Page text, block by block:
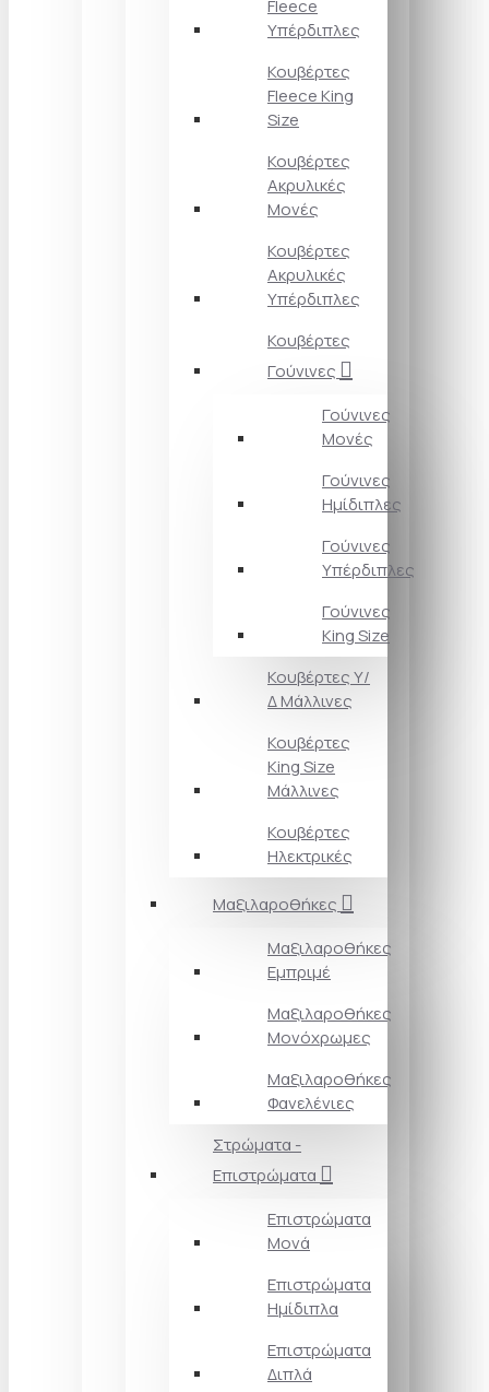
Fleece
Υπέρδιπλες
Κουβέρτες
Fleece King
Size
Κουβέρτες
Ακρυλικές
Μονές
Κουβέρτες
Ακρυλικές
Υπέρδιπλες
Κουβέρτες
Γούνινες
Γούνινες
Μονές
Γούνινες
Ημίδιπλες
Γούνινες
Υπέρδιπλες
Γούνινες
King Size
Κουβέρτες Υ/
Δ Μάλλινες
Κουβέρτες
King Size
Μάλλινες
Κουβέρτες
Ηλεκτρικές
Μαξιλαροθήκες
Μαξιλαροθήκες
Εμπριμέ
Μαξιλαροθήκες
Μονόχρωμες
Μαξιλαροθήκες
Φανελένιες
Στρώματα -
Επιστρώματα
Επιστρώματα
Μονά
Επιστρώματα
Ημίδιπλα
Επιστρώματα
Διπλά